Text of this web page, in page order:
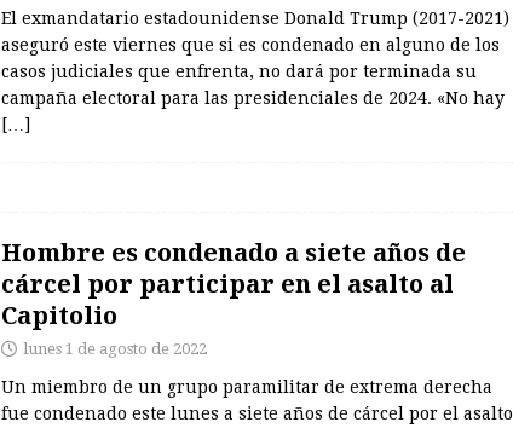
El exmandatario estadounidense Donald Trump (2017-2021)
aseguró este viernes que si es condenado en alguno de los
casos judiciales que enfrenta, no dará por terminada su
campaña electoral para las presidenciales de 2024. «No hay
[…]
Hombre es condenado a siete años de
cárcel por participar en el asalto al
Capitolio
lunes 1 de agosto de 2022
Un miembro de un grupo paramilitar de extrema derecha
fue condenado este lunes a siete años de cárcel por el asalto